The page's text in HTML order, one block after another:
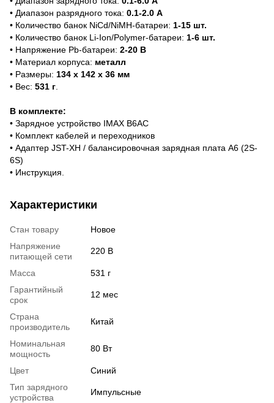
• Диапазон разрядного тока: 0.1-2.0 А
• Количество банок NiCd/NiMH-батареи: 1-15 шт.
• Количество банок Li-Ion/Polymer-батареи: 1-6 шт.
• Напряжение Pb-батареи: 2-20 В
• Материал корпуса: металл
• Размеры: 134 х 142 х 36 мм
• Вес: 531 г
В комплекте:
• Зарядное устройство IMAX B6AC
• Комплект кабелей и переходников
• Адаптер JST-XH / балансировочная зарядная плата A6 (2S-
6S)
• Инструкция.
Характеристики
Стан товару
Новое
Напряжение
питающей сети
220 В
Масса
531 г
Гарантийный
срок
12 мес
Страна
производитель
Китай
Номинальная
мощность
80 Вт
Цвет
Синий
Тип зарядного
устройства
Импульсные